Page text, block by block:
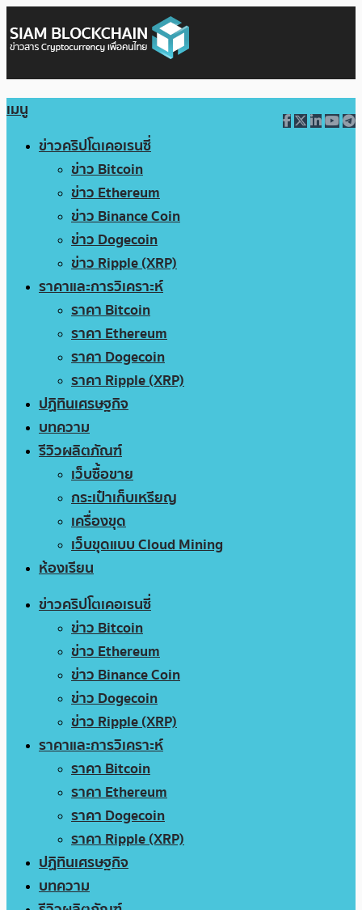
เมนู
ข่าวคริปโตเคอเรนซี่
ข่าว Bitcoin
ข่าว Ethereum
ข่าว Binance Coin
ข่าว Dogecoin
ข่าว Ripple (XRP)
ราคาและการวิเคราะห์
ราคา Bitcoin
ราคา Ethereum
ราคา Dogecoin
ราคา Ripple (XRP)
ปฏิทินเศรษฐกิจ
บทความ
รีวิวผลิตภัณฑ์
เว็บซื้อขาย
กระเป๋าเก็บเหรียญ
เครื่องขุด
เว็บขุดแบบ Cloud Mining
ห้องเรียน
ข่าวคริปโตเคอเรนซี่
ข่าว Bitcoin
ข่าว Ethereum
ข่าว Binance Coin
ข่าว Dogecoin
ข่าว Ripple (XRP)
ราคาและการวิเคราะห์
ราคา Bitcoin
ราคา Ethereum
ราคา Dogecoin
ราคา Ripple (XRP)
ปฏิทินเศรษฐกิจ
บทความ